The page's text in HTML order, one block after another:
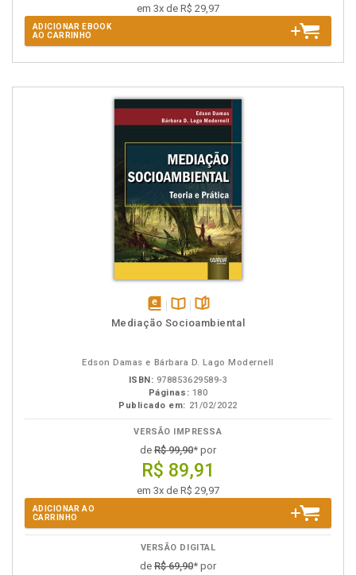
em 3x de R$ 29,97
ADICIONAR EBOOK
AO CARRINHO
disponívelDisponível
páginas
Mediação Socioambiental
Edson Damas e Bárbara D. Lago Modernell
ISBN: 978853629589-3
Páginas: 180
Publicado em: 21/02/2022
VERSÃO IMPRESSA
de R$ 99,90* por
R$ 89,91
em 3x de R$ 29,97
ADICIONAR AO
CARRINHO
VERSÃO DIGITAL
de R$ 69,90* por